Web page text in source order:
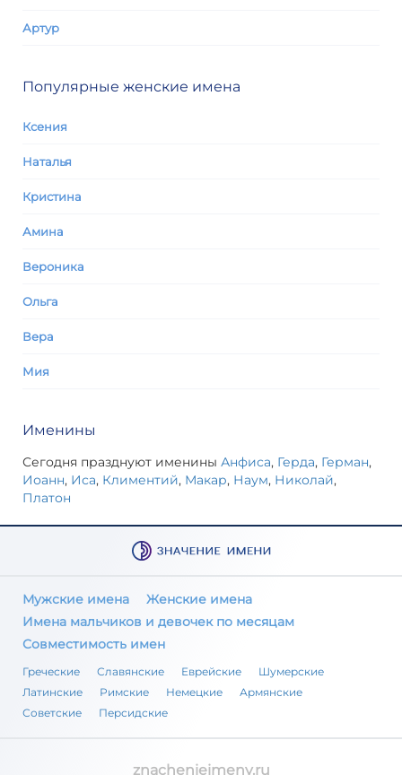
Артур
Популярные женские имена
Ксения
Наталья
Кристина
Амина
Вероника
Ольга
Вера
Мия
Именины
Сегодня празднуют именины Анфиса, Герда, Герман,
Иоанн, Иса, Климентий, Макар, Наум, Николай,
Платон
Мужские имена
Женские имена
Имена мальчиков и девочек по месяцам
Совместимость имен
Греческие Славянские Еврейские
Шумерские
Латинские
Римские Немецкие
Армянские
Советские
Персидские
znachenieimeny.ru